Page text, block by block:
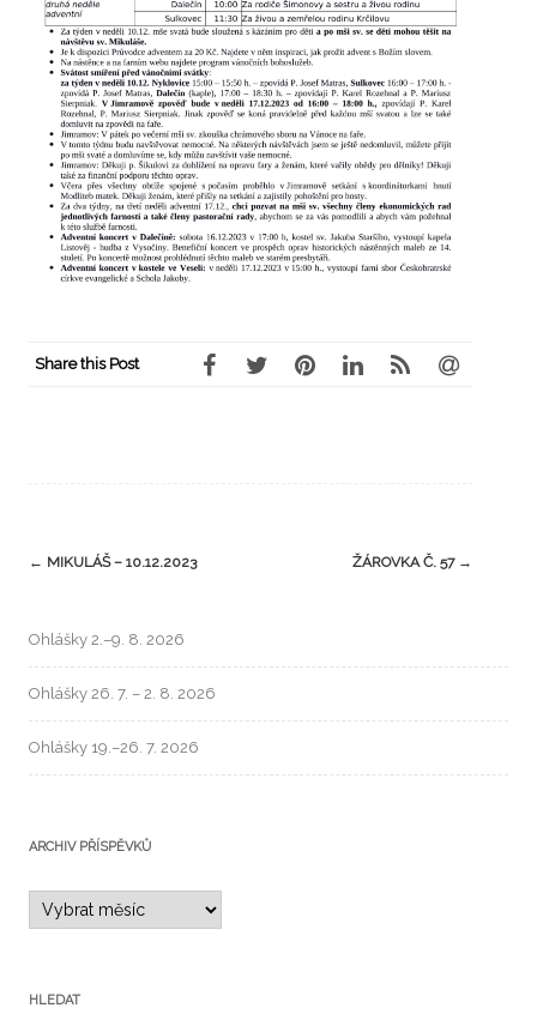
Share this Post
← MIKULÁŠ – 10.12.2023 ŽÁROVKA Č. 57 →
Ohlášky 2.–9. 8. 2026
Ohlášky 26. 7. – 2. 8. 2026
Ohlášky 19.–26. 7. 2026
ARCHIV PŘÍSPĚVKŮ
HLEDAT